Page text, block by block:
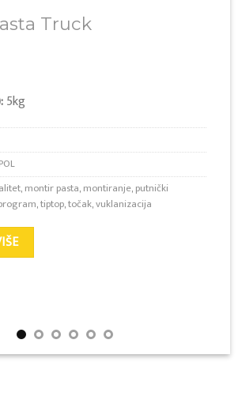
Truck
5kg
,montir pasta,montiranje,putnički
,tiptop,točak,vuklanizacija